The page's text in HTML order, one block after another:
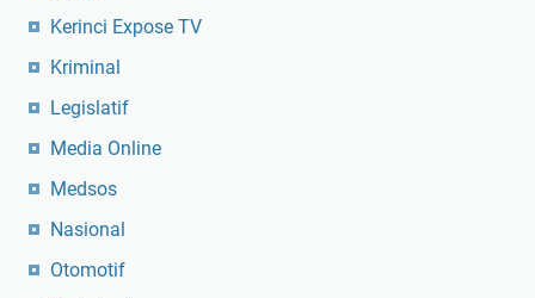
Kerinci Expose TV
Kriminal
Legislatif
Media Online
Medsos
Nasional
Otomotif